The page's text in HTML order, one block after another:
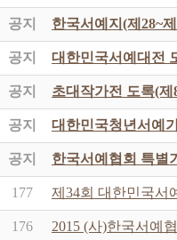
공지 한국서예지(제28~
공지 대한민국서예대전
공지 초대작가전 도록(제
공지 대한민국청년서예
공지 한국서예협회 특별
177 제34회 대한민국서
176 2015 (사)한국서예